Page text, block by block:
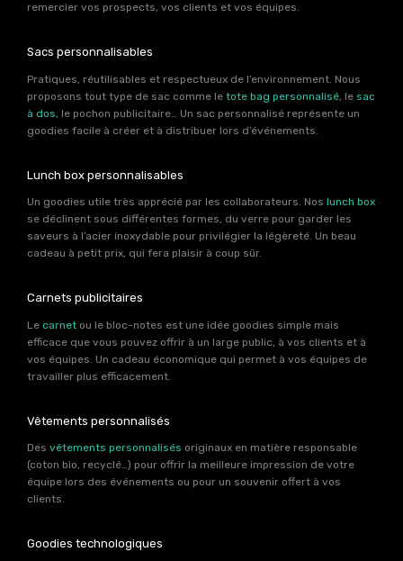
remercier vos prospects, vos clients et vos équipes.
Sacs personnalisables
Pratiques, réutilisables et respectueux de l’environnement. Nous
proposons tout type de sac comme le tote bag personnalisé , le sac
à dos , le pochon publicitaire… Un sac personnalisé représente un
goodies facile à créer et à distribuer lors d’événements.
Lunch box personnalisables
Un goodies utile très apprécié par les collaborateurs. Nos lunch box
se déclinent sous différentes formes, du verre pour garder les
saveurs à l’acier inoxydable pour privilégier la légèreté. Un beau
cadeau à petit prix, qui fera plaisir à coup sûr.
Carnets publicitaires
Le carnet ou le bloc-notes est une idée goodies simple mais
efficace que vous pouvez offrir à un large public, à vos clients et à
vos équipes. Un cadeau économique qui permet à vos équipes de
travailler plus efficacement.
Vêtements personnalisés
Des vêtements personnalisés originaux en matière responsable
(coton bio, recyclé…) pour offrir la meilleure impression de votre
équipe lors des événements ou pour un souvenir offert à vos
clients.
Goodies technologiques